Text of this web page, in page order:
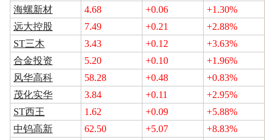
海螺新材
4.68 +0.06
+1.30%
远大控股
7.49 +0.21
+2.88%
ST三木
3.43 +0.12
+3.63%
合金投资
5.20 +0.10
+1.96%
风华高科
58.28 +0.48
+0.83%
茂化实华
3.84 +0.11
+2.95%
ST西王
1.62 +0.09
+5.88%
中钨高新
62.50 +5.07
+8.83%